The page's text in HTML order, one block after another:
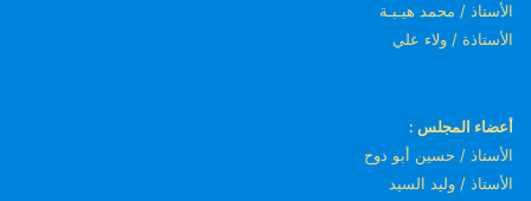
الأستاذ / محمد هيـبـة
الأستاذة / ولاء علي
أعضاء المجلس :
الأستاذ / حسين أبو دوح
الأستاذ / وليد السيد